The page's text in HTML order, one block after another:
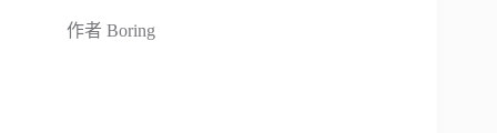
作者 Boring